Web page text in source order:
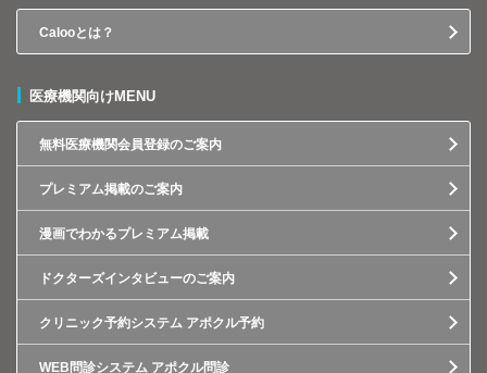
Calooとは？
医療機関向けMENU
無料医療機関会員登録のご案内
プレミアム掲載のご案内
漫画でわかるプレミアム掲載
ドクターズインタビューのご案内
クリニック予約システム アポクル予約
WEB問診システム アポクル問診